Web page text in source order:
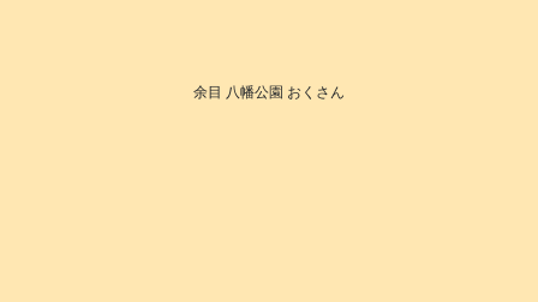
余目 八幡公園 おくさん